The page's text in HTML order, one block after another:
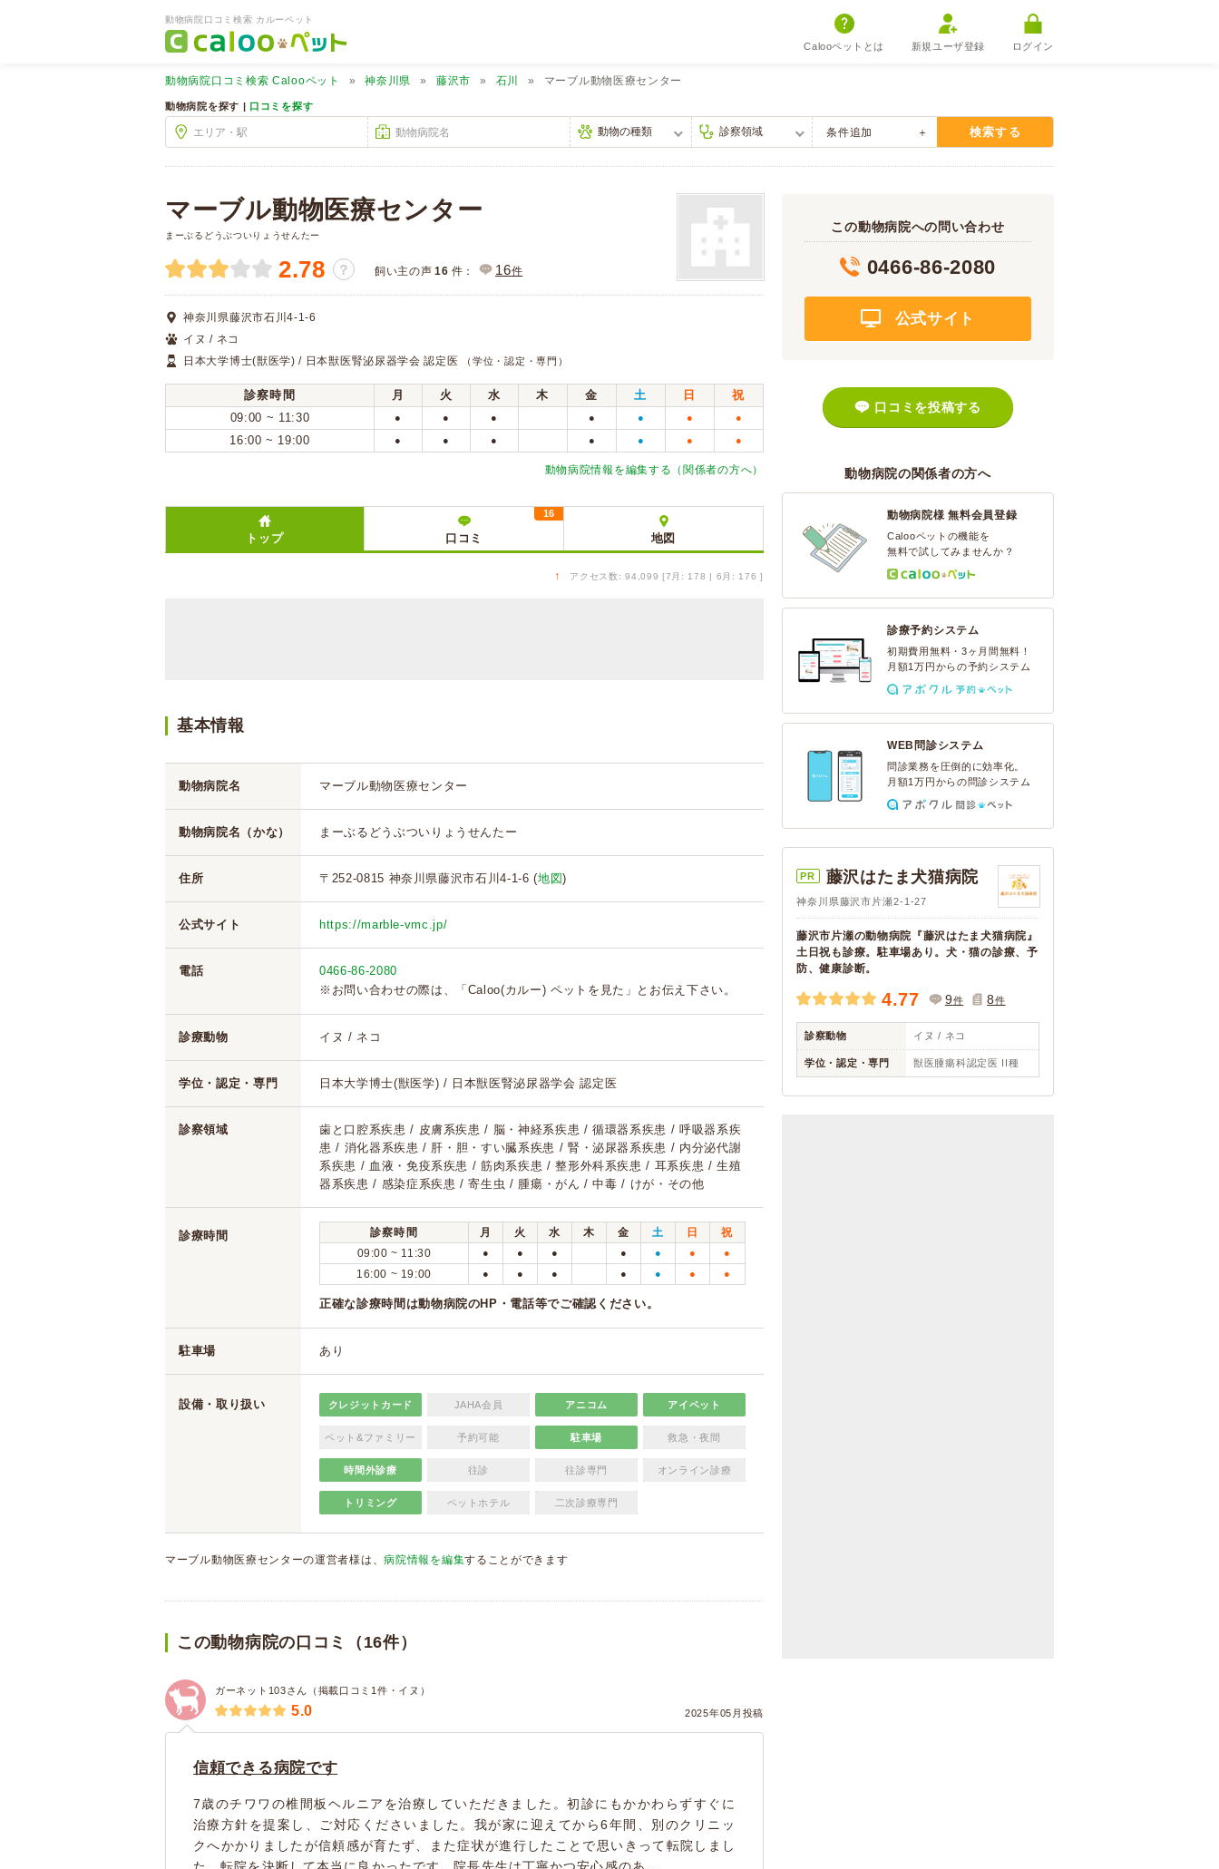
動物病院口コミ検索 カルーペット
Calooペットとは 新規ユーザ登録 ログイン
動物病院口コミ検索 Calooペット 神奈川県 藤沢市 石川 マーブル動物医療センター
動物病院を探す | 口コミを探す
条件追加 検索する
マーブル動物医療センター
まーぶるどうぶついりょうせんたー
2.78 ？ 飼い主の声 16 件： 16件
神奈川県藤沢市石川4-1-6
イヌ / ネコ
日本大学博士(獣医学) / 日本獣医腎泌尿器学会 認定医
（学位・認定・専門）
診察時間 月 火 水 木 金 土 日
祝
09:00 ~ 11:30
● ● ● ● ● ● ●
16:00 ~ 19:00 ● ● ● ● ● ● ●
動物病院情報を編集する（関係者の方へ）
トップ 口コミ
16
地図
↑ アクセス数: 94,099 [7月: 178 | 6月: 176 ]
基本情報
動物病院名 マーブル動物医療センター
動物病院名（かな） まーぶるどうぶついりょうせんたー
住所 〒252-0815 神奈川県藤沢市石川4-1-6 (地図)
公式サイト https://marble-vmc.jp/
電話
0466-86-2080
※お問い合わせの際は、「Caloo(カルー) ペットを見た」とお伝え下さい。
診療動物 イヌ / ネコ
学位・認定・専門 日本大学博士(獣医学) / 日本獣医腎泌尿器学会 認定医
診察領域
歯と口腔系疾患 / 皮膚系疾患 / 脳・神経系疾患 / 循環器系疾患 / 呼吸器系疾
患 / 消化器系疾患 / 肝・胆・すい臓系疾患 / 腎・泌尿器系疾患 / 内分泌代謝
系疾患 / 血液・免疫系疾患 / 筋肉系疾患 / 整形外科系疾患 / 耳系疾患 / 生殖
器系疾患 / 感染症系疾患 / 寄生虫 / 腫瘍・がん / 中毒 / けが・その他
診療時間 診察時間 月 火 水 木 金 土 日
祝
09:00 ~ 11:30
● ● ● ● ● ● ●
16:00 ~ 19:00 ● ● ● ● ● ● ●
正確な診療時間は動物病院のHP・電話等でご確認ください。
駐車場 あり
設備・取り扱い クレジットカード JAHA会員 アニコム アイペット
ペット&ファミリー 予約可能 駐車場 救急・夜間
時間外診療 往診 往診専門 オンライン診療
トリミング ペットホテル 二次診療専門
マーブル動物医療センターの運営者様は、病院情報を編集することができます
この動物病院の口コミ（16件）
ガーネット103さん（掲載口コミ1件・イヌ）
2025年05月投稿
5.0
信頼できる病院です
7歳のチワワの椎間板ヘルニアを治療していただきました。初診にもかかわらずすぐに
治療方針を提案し、ご対応くださいました。我が家に迎えてから6年間、別のクリニッ
クへかかりましたが信頼感が育たず、また症状が進行したことで思いきって転院しまし
この動物病院への問い合わせ
0466-86-2080
公式サイト
口コミを投稿する
動物病院の関係者の方へ
動物病院様 無料会員登録
Calooペットの機能を
無料で試してみませんか？
診療予約システム
初期費用無料・3ヶ月間無料！
月額1万円からの予約システム
WEB問診システム
問診業務を圧倒的に効率化。
月額1万円からの問診システム
PR 藤沢はたま犬猫病院
神奈川県藤沢市片瀬2-1-27
藤沢市片瀬の動物病院『藤沢はたま犬猫病院』
土日祝も診療。駐車場あり。犬・猫の診療、予
防、健康診断。
4.77 9件 8件
診察動物 イヌ / ネコ
学位・認定・専門 獣医腫瘍科認定医 II種